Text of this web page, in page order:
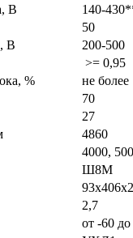
В
140-
50
В
200-500
>= 0,95
%
не более
70
27
4860
4000,
Ш8М
2,7
от -60 до